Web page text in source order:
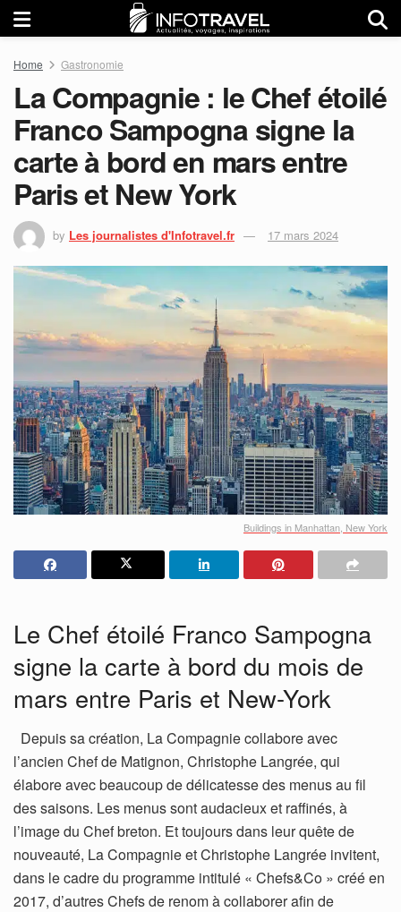
Home Gastronomie
La Compagnie : le Chef étoilé
Franco Sampogna signe la
carte à bord en mars entre
Paris et New York
by Les journalistes d'Infotravel.fr 17 mars 2024
Buildings in Manhattan, New York
Le Chef étoilé Franco Sampogna
signe la carte à bord du mois de
mars entre Paris et New-York
Depuis sa création, La Compagnie collabore avec
l’ancien Chef de Matignon, Christophe Langrée, qui
élabore avec beaucoup de délicatesse des menus au fil
des saisons. Les menus sont audacieux et raffinés, à
l’image du Chef breton. Et toujours dans leur quête de
nouveauté, La Compagnie et Christophe Langrée invitent,
dans le cadre du programme intitulé « Chefs&Co » créé en
2017, d’autres Chefs de renom à collaborer afin de